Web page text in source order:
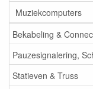
Muziekcomputers
Bekabeling &
Pauzesignalering,
Statieven & Truss